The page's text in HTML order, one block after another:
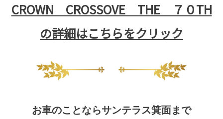
CROWN CROSSOVE THE ７０TH
の詳細はこちらをクリック
お車のことならサンテラス箕面まで